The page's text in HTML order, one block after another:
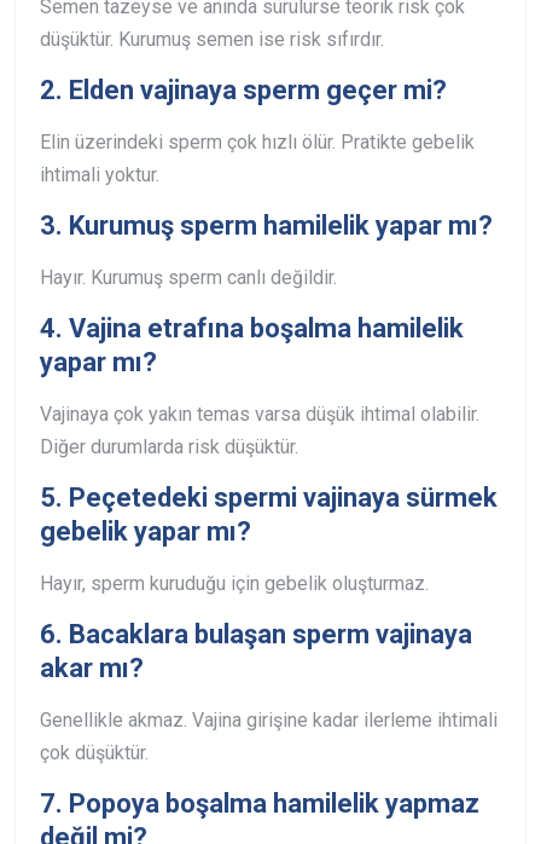
Semen tazeyse ve anında sürülürse teorik risk çok
düşüktür. Kurumuş semen ise risk sıfırdır.
2. Elden vajinaya sperm geçer mi?
Elin üzerindeki sperm çok hızlı ölür. Pratikte gebelik
ihtimali yoktur.
3. Kurumuş sperm hamilelik yapar mı?
Hayır. Kurumuş sperm canlı değildir.
4. Vajina etrafına boşalma hamilelik
yapar mı?
Vajinaya çok yakın temas varsa düşük ihtimal olabilir.
Diğer durumlarda risk düşüktür.
5. Peçetedeki spermi vajinaya sürmek
gebelik yapar mı?
Hayır, sperm kuruduğu için gebelik oluşturmaz.
6. Bacaklara bulaşan sperm vajinaya
akar mı?
Genellikle akmaz. Vajina girişine kadar ilerleme ihtimali
çok düşüktür.
7. Popoya boşalma hamilelik yapmaz
değil mi?